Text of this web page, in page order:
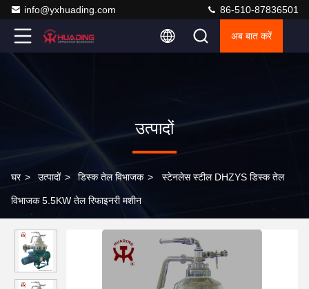
info@yxhuading.com 86-510-87836501
अब बात करें
उत्पादों
घर > उत्पादों > डिस्क तेल विभाजक > स्टेनलेस स्टील DHZYS डिस्क तेल
विभाजक 5.5KW तेल रिफाइनरी मशीन